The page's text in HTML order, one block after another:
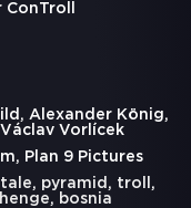
Alexander König,
Vorlícek
Plan 9 Pictures
, pyramid , troll ,
, bosnia